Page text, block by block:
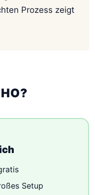
Prozess zeigt
Setup